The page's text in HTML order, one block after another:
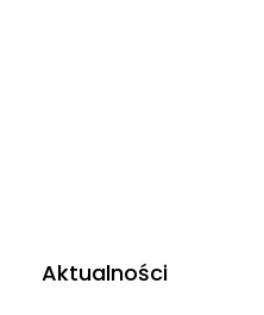
Aktualności